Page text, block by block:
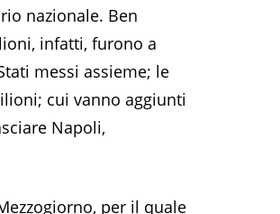
nazionale. Ben
infatti, furono a
messi assieme; le
cui vanno aggiunti
Napoli,
per il quale